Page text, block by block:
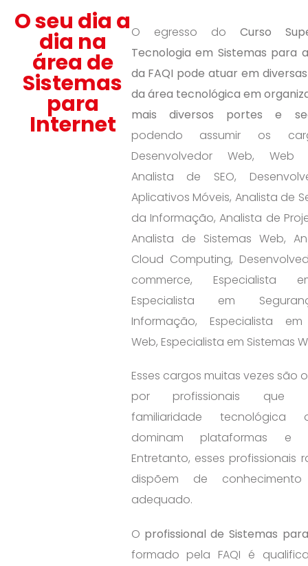
O seu dia a
dia na
área de
Sistemas
para
Internet
O egresso do Curso
Tecnologia em Sistemas para
da FAQI pode atuar em
da área tecnológica em
mais diversos portes e
podendo assumir os
Desenvolvedor Web, Web
Analista de SEO,
Aplicativos Móveis, Analista de
da Informação, Analista de
Analista de Sistemas Web,
Cloud Computing,
commerce, Especialista
Especialista em
Informação, Especialista em
Web, Especialista em Sistemas
Esses cargos muitas vezes são
por profissionais que
familiaridade
dominam plataformas e
Entretanto, esses profissionais
dispõem de
adequado.
O profissional de Sistemas
formado pela FAQI é